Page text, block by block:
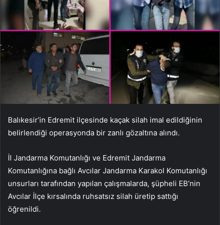
Balıkesir’in Edremit ilçesinde kaçak silah imal edildiğinin
belirlendiği operasyonda bir zanlı gözaltına alındı.
İl Jandarma Komutanlığı ve Edremit Jandarma
Komutanlığına bağlı Avcılar Jandarma Karakol Komutanlığı
unsurları tarafından yapılan çalışmalarda, şüpheli EB’nin
Avcılar İlçe kırsalında ruhsatsız silah üretip sattığı
öğrenildi.